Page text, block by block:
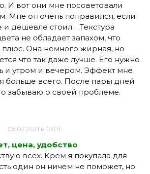
И вот они мне посоветовали
Мне он очень понравился, если
дешевле стоил… Текстура
не обладает запахом, что
плюс. Она немного жирная, но
что так даже лучше. Его нужно
и утром и вечером. Эффект мне
больше всего. После пары дней
забываю о своей проблеме.
05.02.2021 в 00:11
цена, удобство
всех. Крем я покупала для
один он ничем не поможет, но